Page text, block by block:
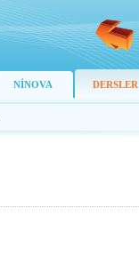
NİNOVA DERSLER